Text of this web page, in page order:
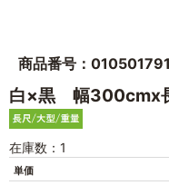
商品番号：
白×黒 幅300cmx
在庫数：1
単価